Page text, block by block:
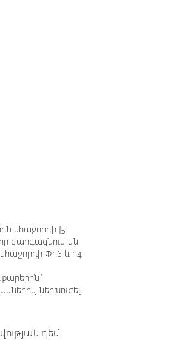
կհաջորդի f5:
զարգացնում են
Փh6 և h4-
ներխուժել
դեմ